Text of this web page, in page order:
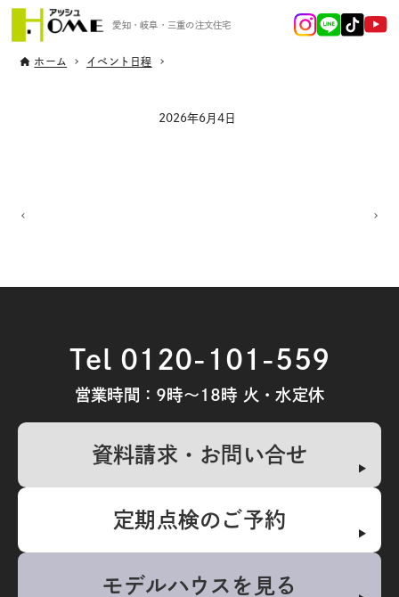
愛知・岐阜・三重の注文住宅
ホーム イベント日程
2026年6月4日
Tel 0120-101-559
営業時間：9時～18時 火・水定休
資料請求・お問い合せ
定期点検のご予約
モデルハウスを見る